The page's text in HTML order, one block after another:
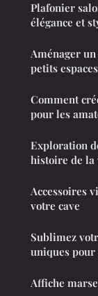
Plafonier
élégance et
Aménager
petits espaces
Comment
pour les
Exploration
histoire de la
Accessoires
votre cave
Sublimez
uniques pour
Affiche